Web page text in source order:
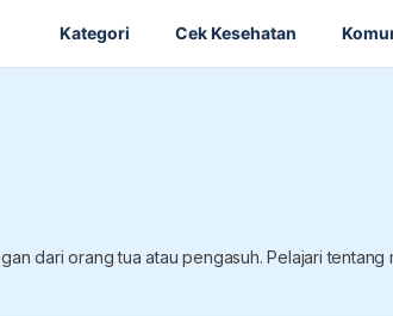
Kategori Cek Kesehatan
dari orang tua atau pengasuh. Pelajari tentang